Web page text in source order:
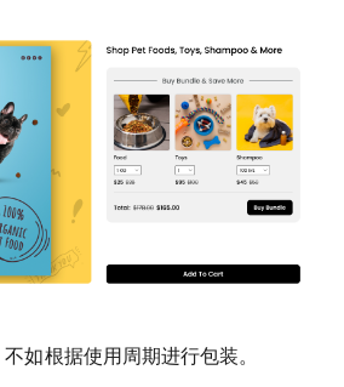
如根据使用周期进行包装。